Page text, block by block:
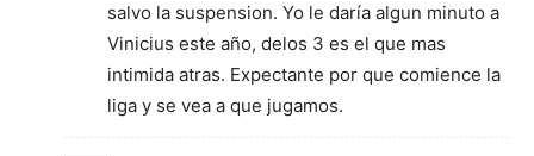
salvo la suspension. Yo le daría algun minuto a
Vinicius este año, delos 3 es el que mas
intimida atras. Expectante por que comience la
liga y se vea a que jugamos.